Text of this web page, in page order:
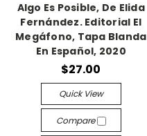
Algo Es Posible, De Elida
Fernández. Editorial El
Megáfono, Tapa Blanda
En Español, 2020
$27.00
Quick View
Compare